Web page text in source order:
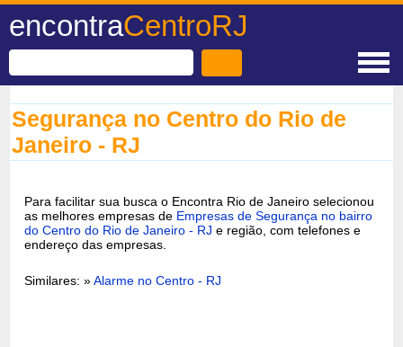
encontraCentroRJ
Segurança no Centro do Rio de
Janeiro - RJ
Para facilitar sua busca o Encontra Rio de Janeiro selecionou
as melhores empresas de Empresas de Segurança no bairro
do Centro do Rio de Janeiro - RJ e região, com telefones e
endereço das empresas.
Similares: »Alarme no Centro - RJ